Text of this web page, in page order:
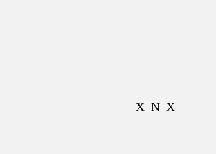
X–N–X